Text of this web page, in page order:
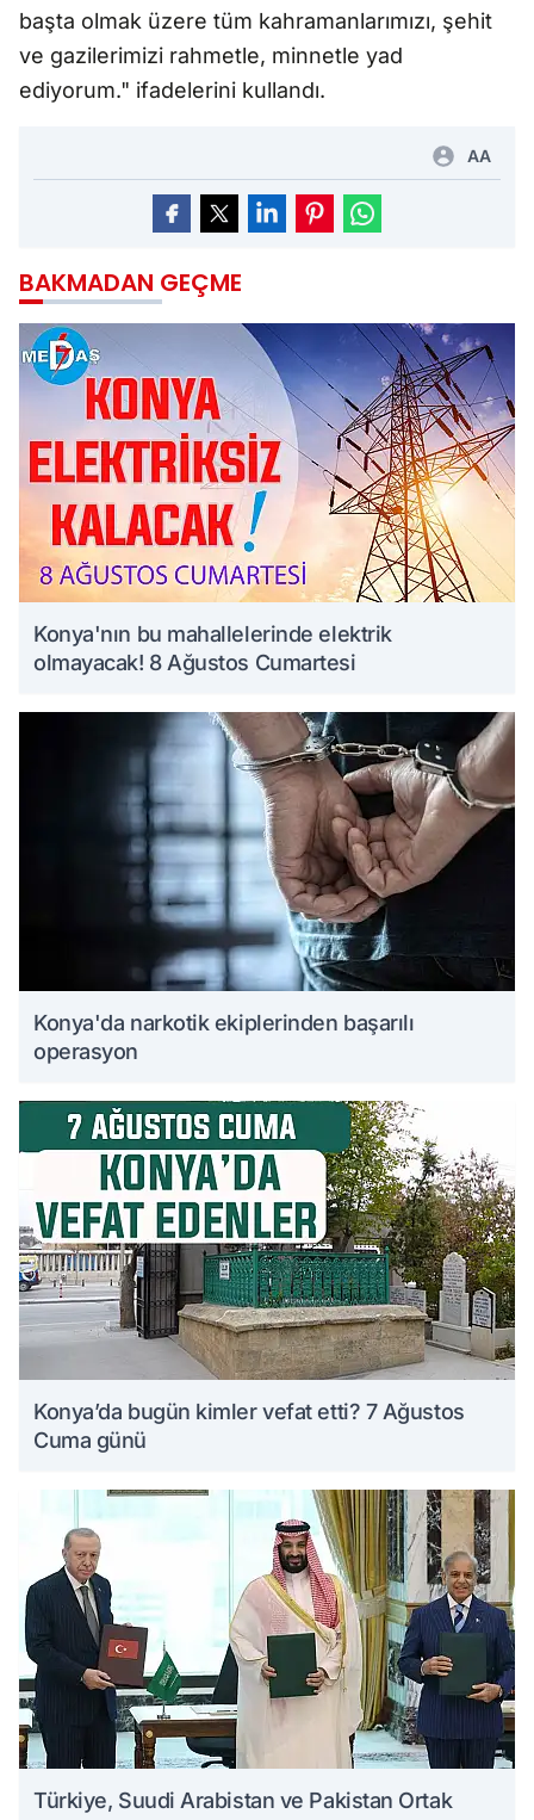
başta olmak üzere tüm kahramanlarımızı, şehit
ve gazilerimizi rahmetle, minnetle yad
ediyorum." ifadelerini kullandı.
AA
BAKMADAN GEÇME
Konya'nın bu mahallelerinde elektrik
olmayacak! 8 Ağustos Cumartesi
Konya'da narkotik ekiplerinden başarılı
operasyon
Konya’da bugün kimler vefat etti? 7 Ağustos
Cuma günü
Türkiye, Suudi Arabistan ve Pakistan Ortak